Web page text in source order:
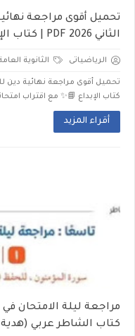
تحميل أقوى مراجعة
الثاني 2026 PDF | كتاب الإبداع 📘
الرياضياتى الثانوية العامة
كتاب الإبداع 📘✨ مع اقتراب
أقراء المزيد
مراجعة ليلة الامتحان في
كتاب الشاطر عربي (هدية PDF)